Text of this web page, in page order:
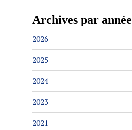
Archives par année
2026
2025
2024
2023
2021